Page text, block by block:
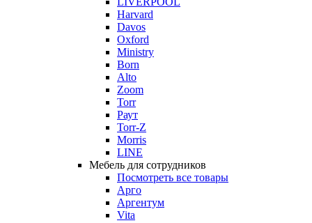
Harvard
Davos
Oxford
Ministry
Born
Alto
Zoom
Torr
Раут
Torr-Z
Morris
LINE
Мебель для сотрудников
Посмотреть все товары
Арго
Аргентум
Vita